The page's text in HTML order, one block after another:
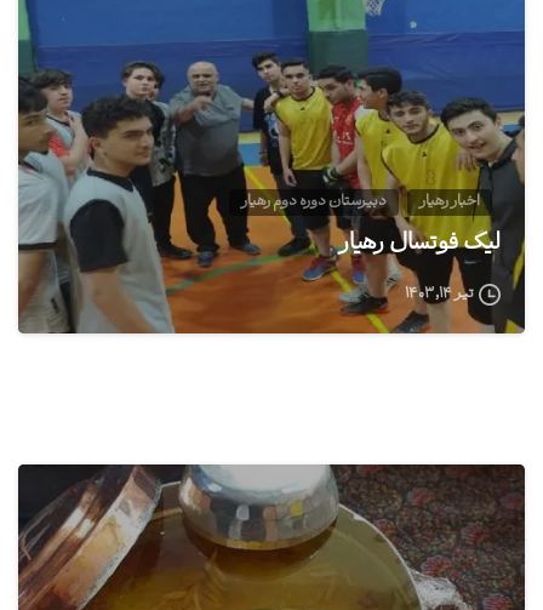
اخبار رهیار دبیرستان دوره دوم رهیار
لیگ فوتسال رهیار
تیر ۱۴, ۱۴۰۳
1